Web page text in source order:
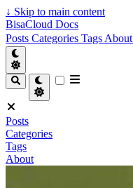
↓ Skip to main content
BisaCloud Docs
Posts Categories Tags About
Posts
Categories
Tags
About